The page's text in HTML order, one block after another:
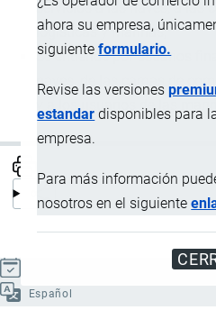
ahora su empresa,
siguienteformulario.
Revise las versiones
estandar disponibles para
empresa.
Para más información
nosotros en el siguiente
servicios a las naves, a las
logísticas y marinas;
Se entiende por usuarios
naves, de las cargas de
y a los usuarios de las
Actualizado el 9 Septiembre, 2024
Español